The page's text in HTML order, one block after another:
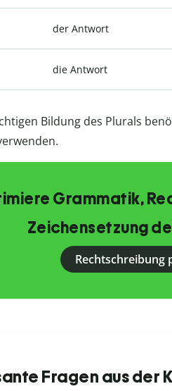
der Antwort
die Antwort
Bildung des Plurals
Grammatik,
Zeichensetzung
Rechtschreibung
Fragen aus der